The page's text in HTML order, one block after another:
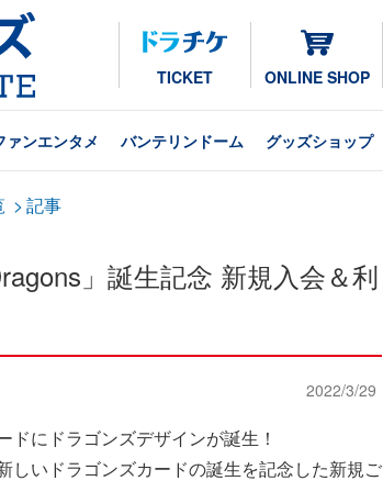
TICKET ONLINE SHOP
ァンエンタメ バンテリンドーム グッズショップ
> 記事
」誕生記念 新規入会＆利
2022/3/29
にドラゴンズデザインが誕生！
しいドラゴンズカードの誕生を記念した新規ご